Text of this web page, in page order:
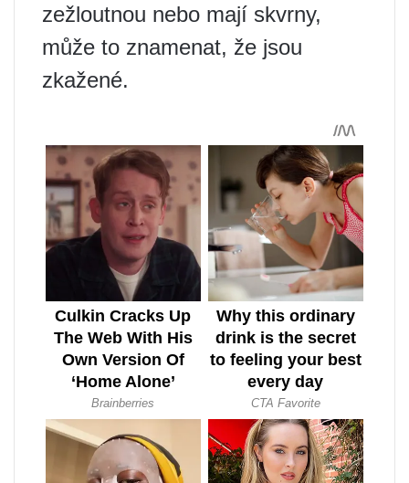
zežloutnou nebo mají skvrny,
může to znamenat, že jsou
zkažené.